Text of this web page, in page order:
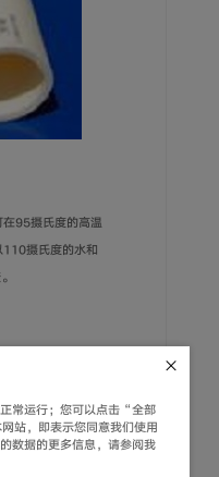
95摄氏度的高温
摄氏度的水和
滋长，是目前世
长一段时间内抵御
常运行；您可以点击“全部
站，即表示您同意我们使用
数据的更多信息，请参阅我